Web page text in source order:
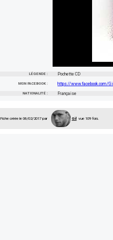
LÉGENDE : Pochette CD
MON FACEBOOK : https://www.facebook.com/
NATIONALITÉ : Française
Fiche créée le 06/02/2017 par Gil vue 109 fois.